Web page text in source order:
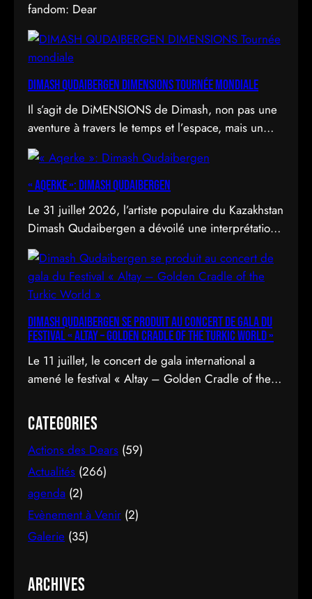
fandom: Dear
DIMASH QUDAIBERGEN DIMENSIONS Tournée mondiale
Il s’agit de DiMENSIONS de Dimash, non pas une
aventure à travers le temps et l’espace, mais un
déploiement de soi à travers l’acte d’être vu.
« Aqerke »: Dimash Qudaibergen
Le 31 juillet 2026, l’artiste populaire du Kazakhstan
Dimash Qudaibergen a dévoilé une interprétation
contemporaine de la chanson folklorique kazakhe
Aqerke sur sa chaîne YouTube officielle.
Dimash Qudaibergen se produit au concert de gala du
Festival « Altay – Golden Cradle of the Turkic World »
Le 11 juillet, le concert de gala international a
amené le festival « Altay – Golden Cradle of the
pied des montagnes d’Altay au Kazakhstan.
Categories
Actions des Dears (59)
Actualités (266)
agenda (2)
Evènement à Venir (2)
Galerie (35)
Archives